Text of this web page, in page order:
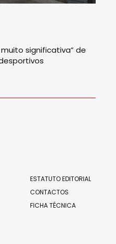
significativa” de
ESTATUTO EDITORIAL
CONTACTOS
FICHA TÉCNICA